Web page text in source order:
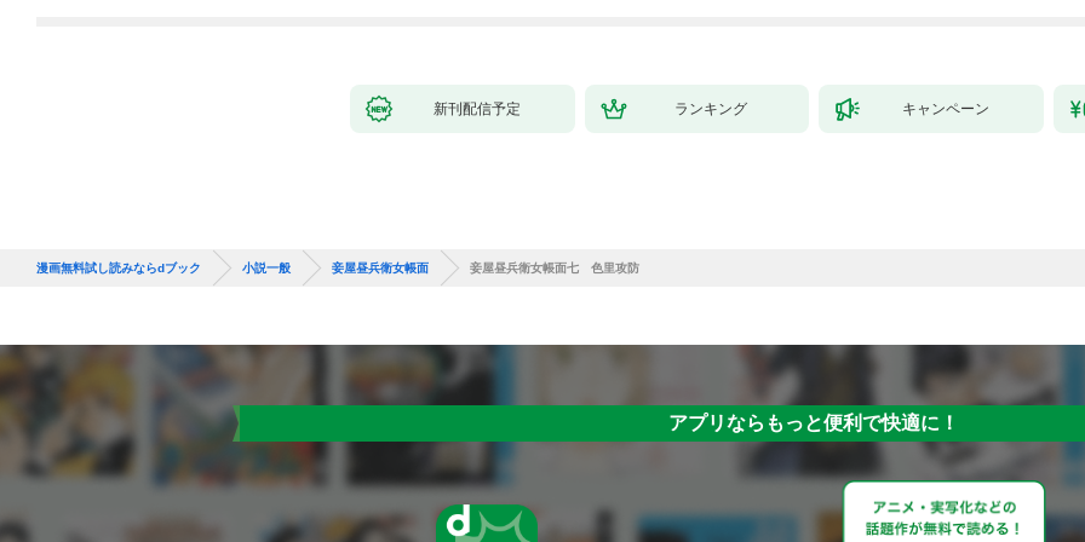
新刊配信予定 ランキング キャンペーン
漫画無料試し読みならdブック 小説一般 妾屋昼兵衛女帳面 妾屋昼兵衛女帳面七 色里攻防
アプリならもっと便利で快適に！